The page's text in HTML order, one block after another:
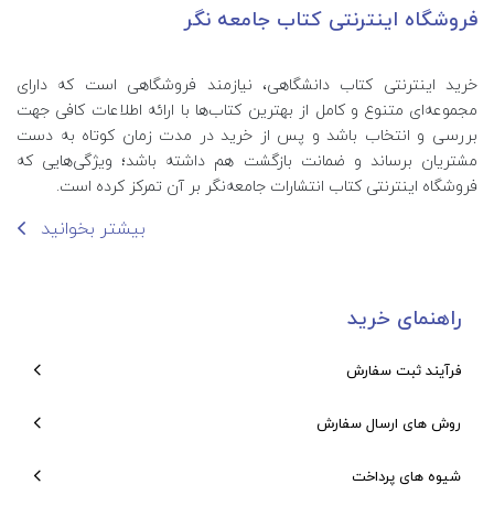
فروشگاه اینترنتی کتاب جامعه نگر
خرید اینترنتی کتاب‌ دانشگاهی، نیازمند فروشگاهی است که دارای
مجموعه‌ای متنوع و کامل از بهترین کتاب‌ها با ارائه اطلاعات کافی جهت
بررسی و انتخاب باشد و پس از خرید در مدت زمان کوتاه به دست
مشتریان برساند و ضمانت بازگشت هم داشته باشد؛ ویژگی‌هایی که
فروشگاه اینترنتی کتاب انتشارات جامعه‌نگر بر آن تمرکز کرده است.
بیشتر بخوانید
راهنمای خرید
فرآیند ثبت سفارش
روش های ارسال سفارش
شیوه های پرداخت